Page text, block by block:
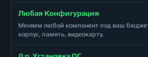
Любая Конфигурация
Меняем любой компонент под ваш
корпус, память, видеокарту.